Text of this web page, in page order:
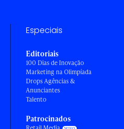
Especiais
Editoriais
100 Dias de Inovação
Marketing na Olimpíada
Drops Agências &
Anunciantes
Talento
Patrocinados